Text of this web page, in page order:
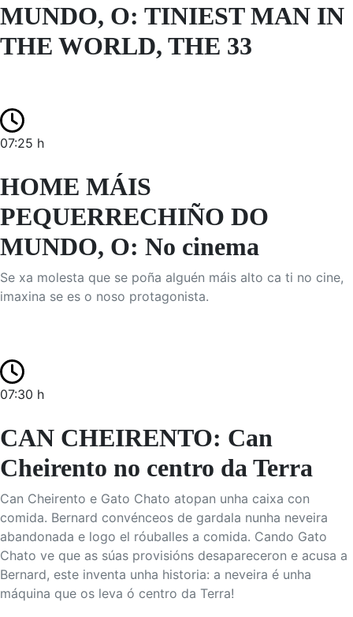
MUNDO, O: TINIEST MAN IN
THE WORLD, THE 33
07:25 h
HOME MÁIS
PEQUERRECHIÑO DO
MUNDO, O: No cinema
Se xa molesta que se poña alguén máis alto ca ti no cine,
imaxina se es o noso protagonista.
07:30 h
CAN CHEIRENTO: Can
Cheirento no centro da Terra
Can Cheirento e Gato Chato atopan unha caixa con
comida. Bernard convénceos de gardala nunha neveira
abandonada e logo el róuballes a comida. Cando Gato
Chato ve que as súas provisións desapareceron e acusa a
Bernard, este inventa unha historia: a neveira é unha
máquina que os leva ó centro da Terra!